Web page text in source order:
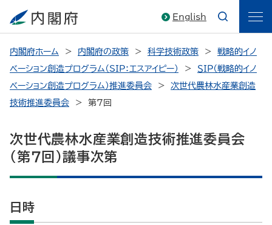
English
内閣府ホーム 内閣府の政策 科学技術政策
戦略的イノ
ベーション創造プログラム（SIP：エスアイピー）
ＳＩＰ（戦略的イノ
ベーション創造プログラム）推進委員会
次世代農林水産業創造
技術推進委員会
第7回
次世代農林水産業創造技術推進委員会
（第7回）議事次第
日時